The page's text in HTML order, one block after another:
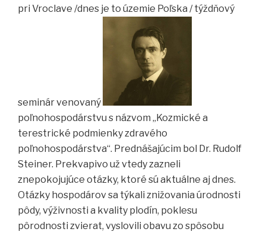
pri Vroclave /dnes je to územie Poľska / týždňový
seminár venovaný
poľnohospodárstvu s názvom „Kozmické a
terestrické podmienky zdravého
poľnohospodárstva“. Prednášajúcim bol Dr. Rudolf
Steiner. Prekvapivo už vtedy zazneli
znepokojujúce otázky, ktoré sú aktuálne aj dnes.
Otázky hospodárov sa týkali znižovania úrodnosti
pôdy, výživnosti a kvality plodín, poklesu
pôrodnosti zvierat, vyslovili obavu zo spôsobu